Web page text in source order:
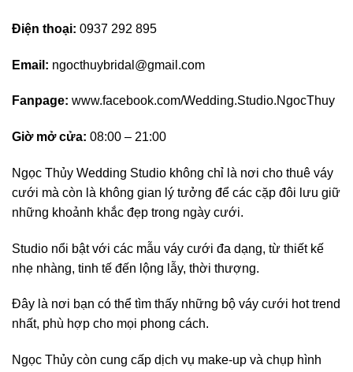
Điện thoại: 0937 292 895
Email: ngocthuybridal@gmail.com
Fanpage: www.facebook.com/Wedding.Studio.NgocThuy
Giờ mở cửa: 08:00 – 21:00
Ngọc Thủy Wedding Studio không chỉ là nơi cho thuê váy
cưới mà còn là không gian lý tưởng để các cặp đôi lưu giữ
những khoảnh khắc đẹp trong ngày cưới.
Studio nổi bật với các mẫu váy cưới đa dạng, từ thiết kế
nhẹ nhàng, tinh tế đến lộng lẫy, thời thượng.
Đây là nơi bạn có thể tìm thấy những bộ váy cưới hot trend
nhất, phù hợp cho mọi phong cách.
Ngọc Thủy còn cung cấp dịch vụ make-up và chụp hình